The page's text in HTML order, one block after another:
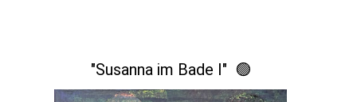
"Susanna im Bade I" 🟢